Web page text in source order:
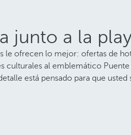
junto a la
ofrecen lo mejor: ofertas de
al emblemático
está pensado para que